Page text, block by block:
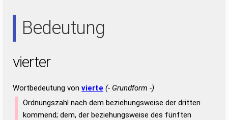
Bedeutung
vierter
Wortbedeutung von vierte (- Grundform -)
Ordnungszahl nach dem beziehungsweise der dritten
kommend; dem, der beziehungsweise des fünften